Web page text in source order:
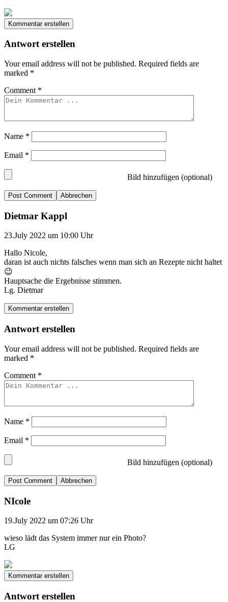
Kommentar erstellen
Antwort erstellen
Your email address will not be published. Required fields are
marked *
Comment *
Name *
Email *
Bild hinzufügen (optional)
Abbrechen
Dietmar Kappl
23.July 2022 um 10:00 Uhr
Hallo Nicole,
daran ist auch nichts falsches wenn man sich an Rezepte nicht haltet
😉
Hauptsache die Ergebnisse stimmen.
Lg. Dietmar
Kommentar erstellen
Antwort erstellen
Your email address will not be published. Required fields are
marked *
Comment *
Name *
Email *
Bild hinzufügen (optional)
Abbrechen
NIcole
19.July 2022 um 07:26 Uhr
wieso lädt das System immer nur ein Photo?
LG
Kommentar erstellen
Antwort erstellen